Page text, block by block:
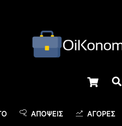
Cart
ΑΠΌΨΕΙΣ ΑΓΟΡΈΣ